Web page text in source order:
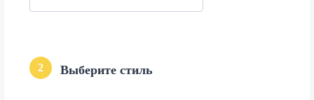
2 Выберите стиль